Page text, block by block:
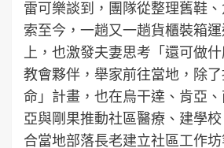
雷可樂談到，團隊從整理舊鞋
索至今，一趟又一趟貨櫃裝箱
上，也激發夫妻思考「還可做
教會夥伴，舉家前往當地，除
命」計畫，也在烏干達、肯亞
亞與剛果推動社區醫療、建學
合當地部落長老建立社區工作坊